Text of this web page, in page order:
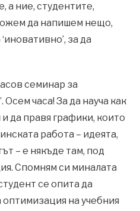
а ние, студентите,
да напишем нещо,
за да
семинар за
Осем часа! За да науча как
да правя графики, които
работа – идеята,
– е някъде там, под
Спомням си миналата
се опита да
на учебния